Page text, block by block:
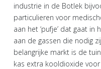
industrie in de Botlek
particulieren voor
aan het ‘pufje’ dat gaat
aan de gassen die nodig
belangrijke markt is de
kas extra kooldioxide